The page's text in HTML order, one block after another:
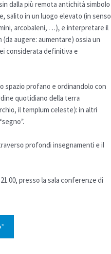
dalla più remota antichità simbolo
salito in un luogo elevato (in senso
arcobaleni, …), e interpretare il
augere: aumentare) ossia un
considerata definitiva e
spazio profano e ordinandolo con
quotidiano della terra
il templum celeste): in altri
profondi insegnamenti e il
presso la sala conferenze di